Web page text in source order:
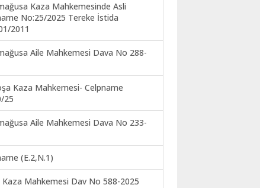
Kaza Mahkemesinde Asli
No:25/2025 Tereke İstida
2011
Aile Mahkemesi Dava No 288-
Kaza Mahkemesi- Celpname
25
Aile Mahkemesi Dava No 233-
(E.2,N.1)
Kaza Mahkemesi Dav No 588-2025